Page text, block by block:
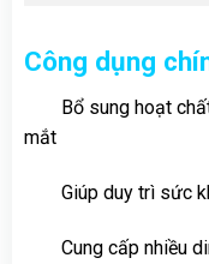
Công dụng
Bổ sung hoạt
mắt
Giúp duy trì sức
Cung cấp nhiều